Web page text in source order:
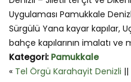
Uygulaması Pamukkale
Sürgülü Yana kayar kapılar,
bahçe kapılarının imalatı ve
Kategori: Pamukkale
« Tel Örgü Karahayit Denizli ||